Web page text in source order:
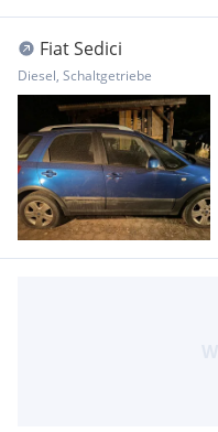
Fiat Sedici
Diesel, Schaltgetriebe